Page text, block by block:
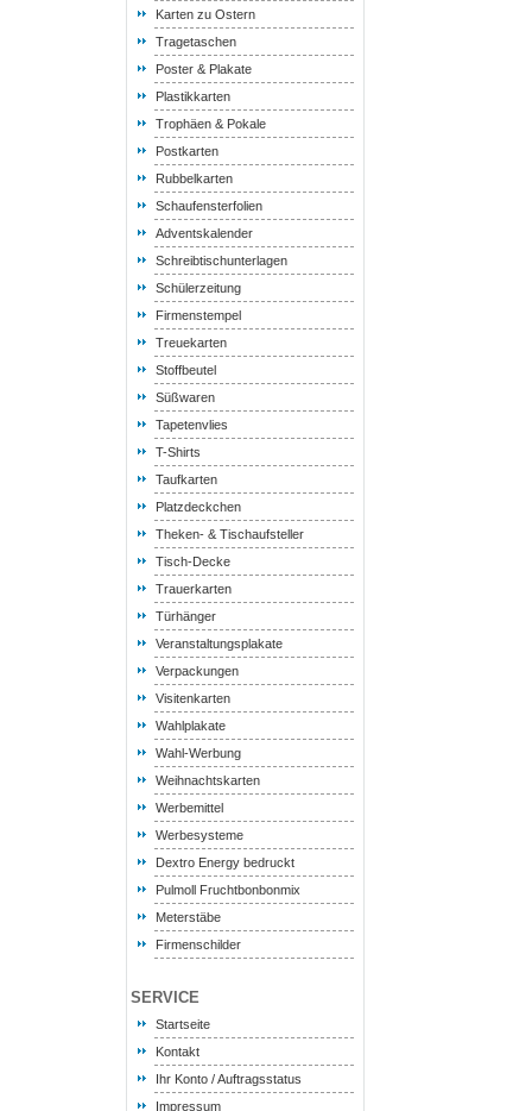
Karten zu Ostern
Tragetaschen
Poster & Plakate
Plastikkarten
Trophäen & Pokale
Postkarten
Rubbelkarten
Schaufensterfolien
Adventskalender
Schreibtischunterlagen
Schülerzeitung
Firmenstempel
Treuekarten
Stoffbeutel
Süßwaren
Tapetenvlies
T-Shirts
Taufkarten
Platzdeckchen
Theken- & Tischaufsteller
Tisch-Decke
Trauerkarten
Türhänger
Veranstaltungsplakate
Verpackungen
Visitenkarten
Wahlplakate
Wahl-Werbung
Weihnachtskarten
Werbemittel
Werbesysteme
Dextro Energy bedruckt
Pulmoll Fruchtbonbonmix
Meterstäbe
Firmenschilder
SERVICE
Startseite
Kontakt
Ihr Konto / Auftragsstatus
Impressum